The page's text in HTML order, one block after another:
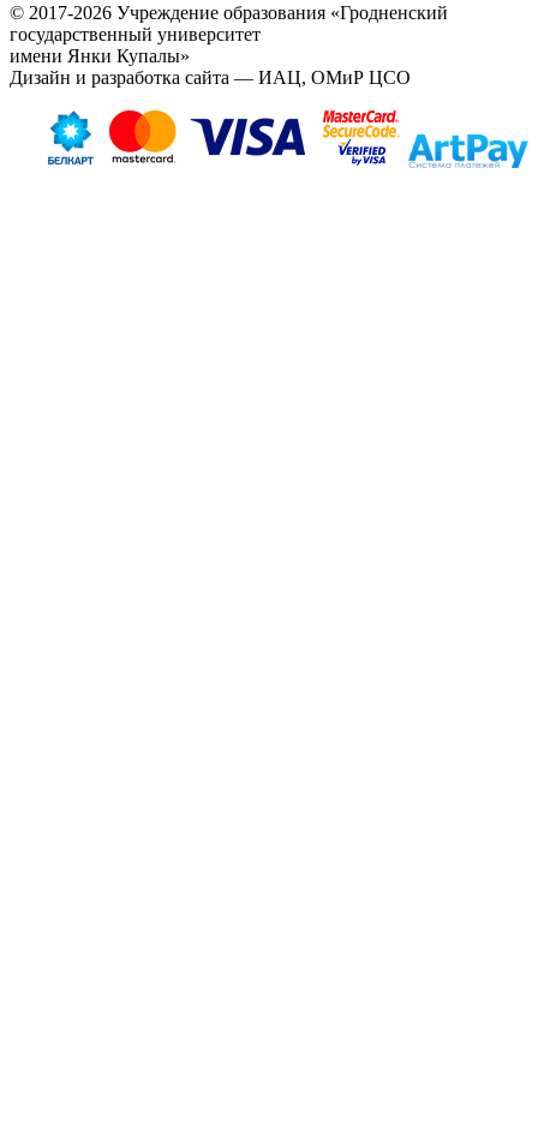
© 2017-2026 Учреждение образования «Гродненский
государственный университет
имени Янки Купалы»
Дизайн и разработка сайта — ИАЦ, ОМиР ЦСО